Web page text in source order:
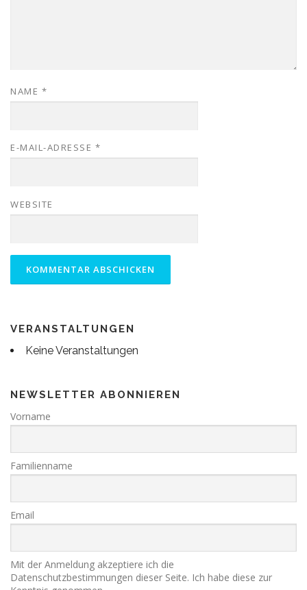
NAME *
E-MAIL-ADRESSE *
WEBSITE
VERANSTALTUNGEN
Keine Veranstaltungen
NEWSLETTER ABONNIEREN
Vorname
Familienname
Email
Mit der Anmeldung akzeptiere ich die
Datenschutzbestimmungen dieser Seite. Ich habe diese zur